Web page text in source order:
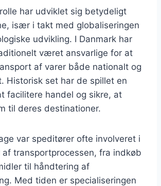
har udviklet sig betydeligt
især i takt med globaliseringen
udvikling. I Danmark har
været ansvarlige for at
af varer både nationalt og
Historisk set har de spillet en
facilitere handel og sikre, at
til deres destinationer.
var speditører ofte involveret i
af transportprocessen, fra indkøb
til håndtering af
Med tiden er specialiseringen